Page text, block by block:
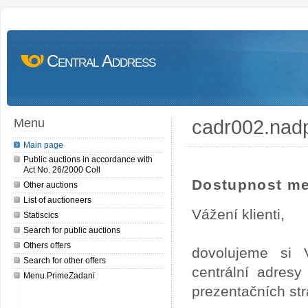
Central Address
Menu
Main page
Public auctions in accordance with
Act No. 26/2000 Coll
Other auctions
List of auctioneers
Statiscics
Search for public auctions
Others offers
Search for other offers
Menu.PrimeZadani
Dostupnost
Vážení klienti,
dovolujeme si
centrální
prezentačních